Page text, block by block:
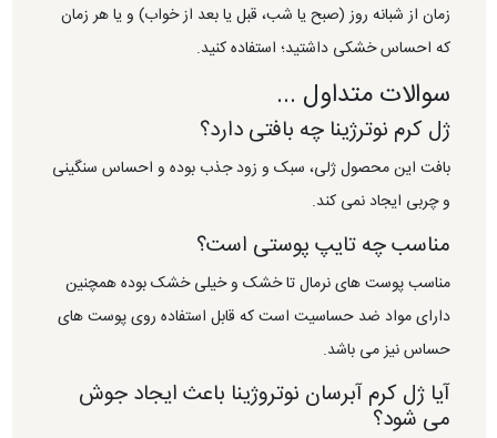
زمان از شبانه روز (صبح یا شب، قبل یا بعد از خواب) و یا هر زمان
که احساس خشکی داشتید؛ استفاده کنید.
سوالات متداول ...
ژل کرم نوترژینا چه بافتی دارد؟
بافت این محصول ژلی، سبک و زود جذب بوده و احساس سنگینی
و چربی ایجاد نمی کند.
مناسب چه تایپ پوستی است؟
مناسب پوست های نرمال تا خشک و خیلی خشک بوده همچنین
دارای مواد ضد حساسیت است که قابل استفاده روی پوست های
حساس نیز می باشد.
آیا ژل کرم آبرسان نوتروژینا باعث ایجاد جوش
می شود؟